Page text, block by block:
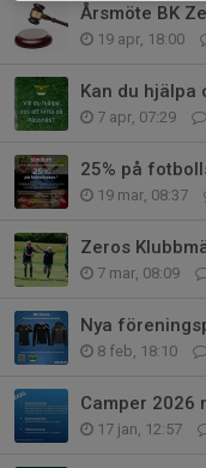
Årsmöte BK
19 apr, 18:00
Kan du hjälpa
7 apr, 07:29
25% på
19 mar, 08:37
7 mar, 08:09
8 feb, 18:10
17 jan, 12:57